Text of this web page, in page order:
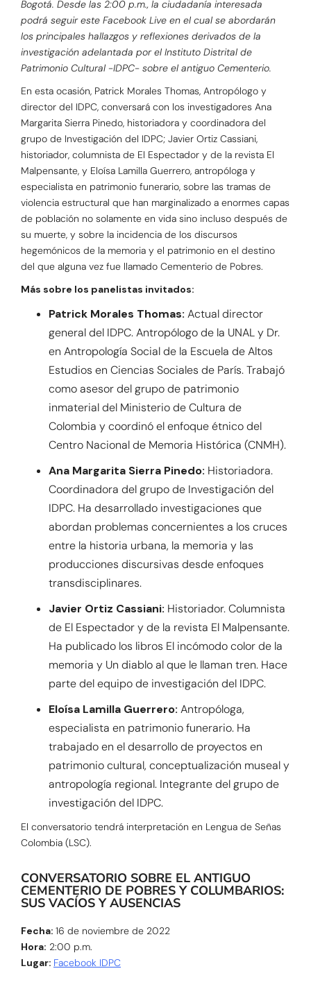
Bogotá. Desde las 2:00 p.m., la ciudadanía interesada
podrá seguir este Facebook Live en el cual se abordarán
los principales hallazgos y reflexiones derivados de la
investigación adelantada por el Instituto Distrital de
Patrimonio Cultural -IDPC- sobre el antiguo Cementerio.
En esta ocasión, Patrick Morales Thomas, Antropólogo y
director del IDPC, conversará con los investigadores Ana
Margarita Sierra Pinedo, historiadora y coordinadora del
grupo de Investigación del IDPC; Javier Ortiz Cassiani,
historiador, columnista de El Espectador y de la revista El
Malpensante, y Eloísa Lamilla Guerrero, antropóloga y
especialista en patrimonio funerario, sobre las tramas de
violencia estructural que han marginalizado a enormes capas
de población no solamente en vida sino incluso después de
su muerte, y sobre la incidencia de los discursos
hegemónicos de la memoria y el patrimonio en el destino
del que alguna vez fue llamado Cementerio de Pobres.
Más sobre los panelistas invitados:
Patrick Morales Thomas: Actual director
general del IDPC. Antropólogo de la UNAL y Dr.
en Antropología Social de la Escuela de Altos
Estudios en Ciencias Sociales de París. Trabajó
como asesor del grupo de patrimonio
inmaterial del Ministerio de Cultura de
Colombia y coordinó el enfoque étnico del
Centro Nacional de Memoria Histórica (CNMH).
Ana Margarita Sierra Pinedo: Historiadora.
Coordinadora del grupo de Investigación del
IDPC. Ha desarrollado investigaciones que
abordan problemas concernientes a los cruces
entre la historia urbana, la memoria y las
producciones discursivas desde enfoques
transdisciplinares.
Javier Ortiz Cassiani: Historiador. Columnista
de El Espectador y de la revista El Malpensante.
Ha publicado los libros El incómodo color de la
memoria y Un diablo al que le llaman tren. Hace
parte del equipo de investigación del IDPC.
Eloísa Lamilla Guerrero: Antropóloga,
especialista en patrimonio funerario. Ha
trabajado en el desarrollo de proyectos en
patrimonio cultural, conceptualización museal y
antropología regional. Integrante del grupo de
investigación del IDPC.
El conversatorio tendrá interpretación en Lengua de Señas
Colombia (LSC).
CONVERSATORIO SOBRE EL ANTIGUO
CEMENTERIO DE POBRES Y COLUMBARIOS:
SUS VACÍOS Y AUSENCIAS
Fecha: 16 de noviembre de 2022
Hora: 2:00 p.m.
Lugar: Facebook IDPC